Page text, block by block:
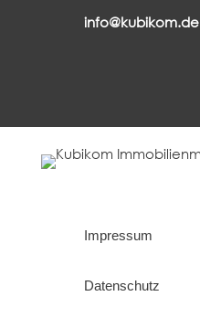
info@kubikom.de
Impressum
Datenschutz